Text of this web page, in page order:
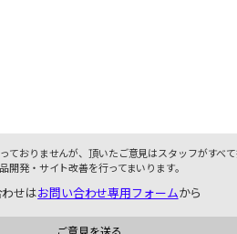
ておりませんが、頂いたご意見はスタッフがすべ
開発・サイト改善を行ってまいります。
せはお問い合わせ専用フォームから